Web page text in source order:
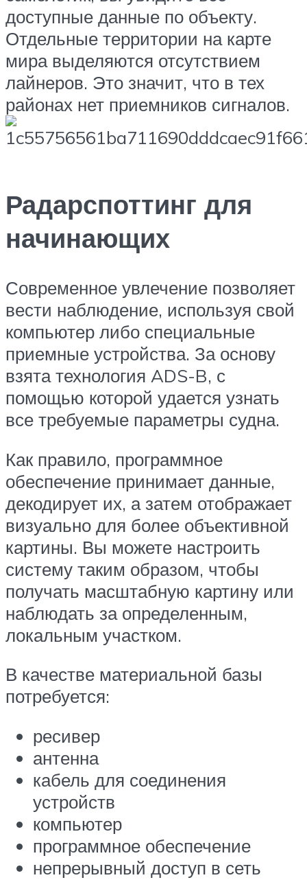
доступные данные по объекту.
Отдельные территории на карте
мира выделяются отсутствием
лайнеров. Это значит, что в тех
районах нет приемников сигналов.
Радарспоттинг для
начинающих
Современное увлечение позволяет
вести наблюдение, используя свой
компьютер либо специальные
приемные устройства. За основу
взята технология ADS-B, с
помощью которой удается узнать
все требуемые параметры судна.
Как правило, программное
обеспечение принимает данные,
декодирует их, а затем отображает
визуально для более объективной
картины. Вы можете настроить
систему таким образом, чтобы
получать масштабную картину или
наблюдать за определенным,
локальным участком.
В качестве материальной базы
потребуется:
ресивер
антенна
кабель для соединения
устройств
компьютер
программное обеспечение
непрерывный доступ в сеть